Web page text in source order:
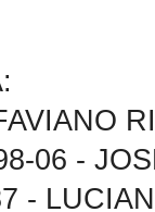
06 -
-